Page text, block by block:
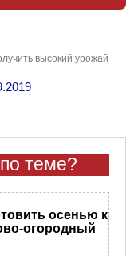
высокий урожай
теме?
осенью к
огородный